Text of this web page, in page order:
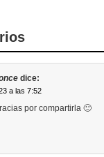
dice:
a las 7:52
por compartirla 🙂